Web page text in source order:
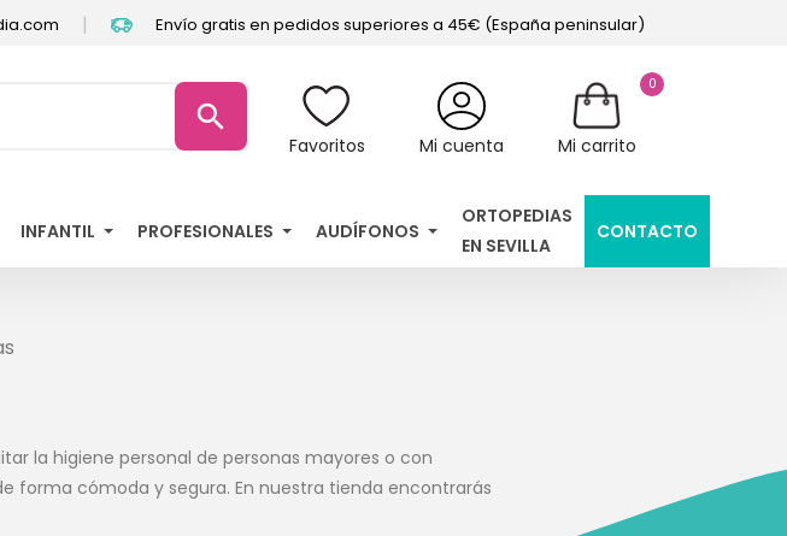
| Envío gratis en pedidos superiores a 45€ (España peninsular)
search
0
Mi carrito
Mi cuenta
Favoritos
INFANTIL PROFESIONALES AUDÍFONOS
ORTOPEDIAS
EN SEVILLA
CONTACTO
la higiene personal de personas mayores o con
forma cómoda y segura. En nuestra tienda encontrarás